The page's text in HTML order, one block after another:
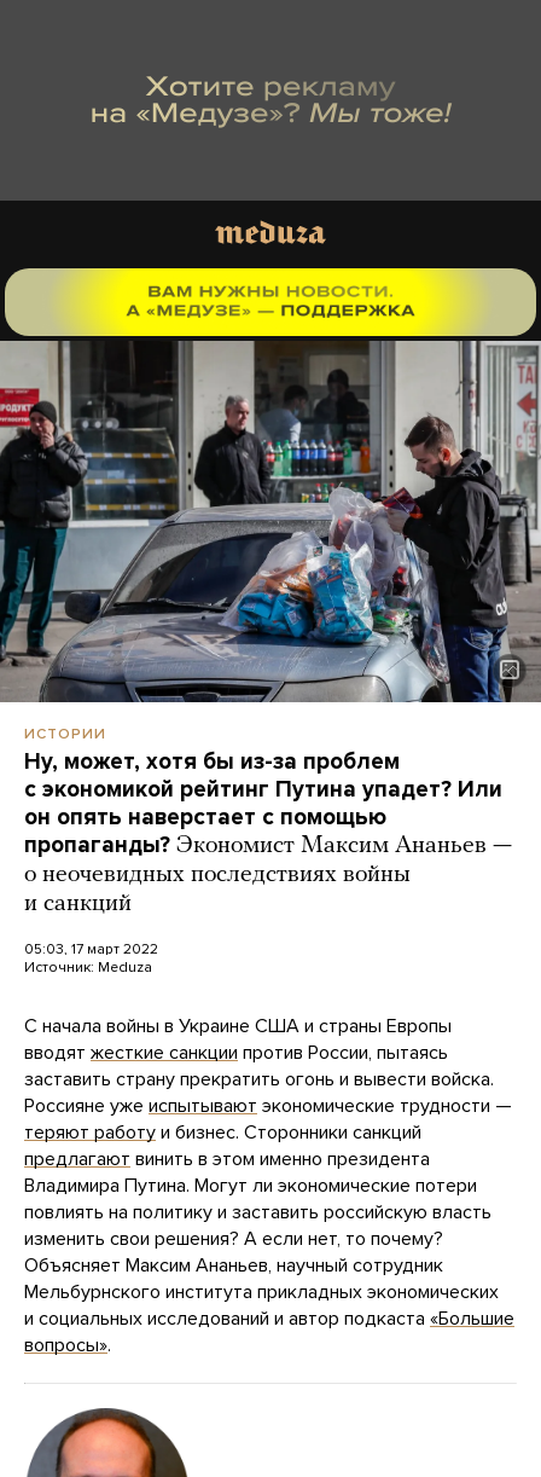
ИСТОРИИ
Ну, может, хотя бы из-за проблем
с экономикой рейтинг Путина упадет? Или
он опять наверстает с помощью
пропаганды? Экономист Максим Ананьев —
о неочевидных последствиях войны
и санкций
05:03, 17 март 2022
Источник: Meduza
С начала войны в Украине США и страны Европы
вводят жесткие санкции против России, пытаясь
заставить страну прекратить огонь и вывести войска.
Россияне уже испытывают экономические трудности —
теряют работу и бизнес. Сторонники санкций
предлагают винить в этом именно президента
Владимира Путина. Могут ли экономические потери
повлиять на политику и заставить российскую власть
изменить свои решения? А если нет, то почему?
Объясняет Максим Ананьев, научный сотрудник
Мельбурнского института прикладных экономических
и социальных исследований и автор подкаста «Большие
вопросы».